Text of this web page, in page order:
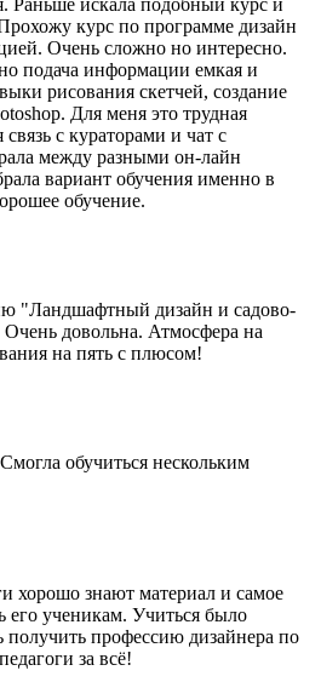
Раньше искала подобный курс и
курс по программе дизайн
Очень сложно но интересно.
подача информации емкая и
рисования скетчей, создание
Для меня это трудная
с кураторами и чат с
между разными он-лайн
вариант обучения именно в
обучение.
"Ландшафтный дизайн и садово-
Очень довольна. Атмосфера на
на пять с плюсом!
обучиться нескольким
хорошо знают материал и самое
его ученикам. Учиться было
получить профессию дизайнера по
за всё!